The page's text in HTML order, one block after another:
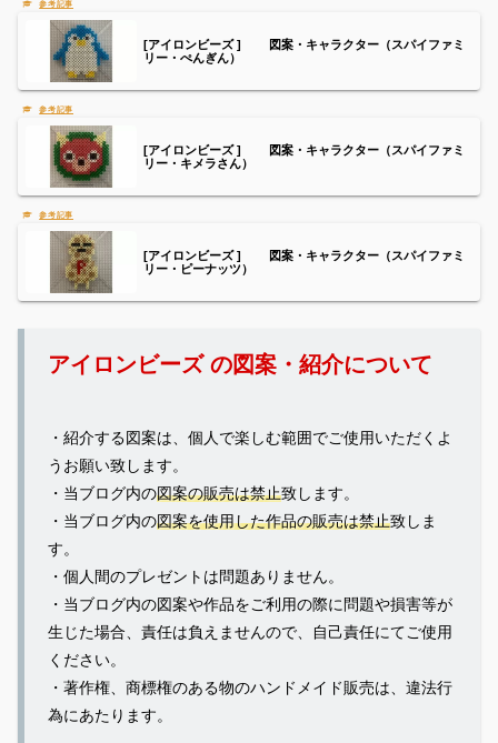
[アイロンビーズ ] 図案・キャラクター（スパイファミ
リー・ぺんぎん）
[アイロンビーズ ] 図案・キャラクター（スパイファミ
リー・キメラさん）
[アイロンビーズ ] 図案・キャラクター（スパイファミ
リー・ピーナッツ）
アイロンビーズ の図案・紹介について
・紹介する図案は、個人で楽しむ範囲でご使用いただくよ
うお願い致します。
・当ブログ内の図案の販売は禁止致します。
・当ブログ内の図案を使用した作品の販売は禁止致しま
す。
・個人間のプレゼントは問題ありません。
・当ブログ内の図案や作品をご利用の際に問題や損害等が
生じた場合、責任は負えませんので、自己責任にてご使用
ください。
・著作権、商標権のある物のハンドメイド販売は、違法行
為にあたります。